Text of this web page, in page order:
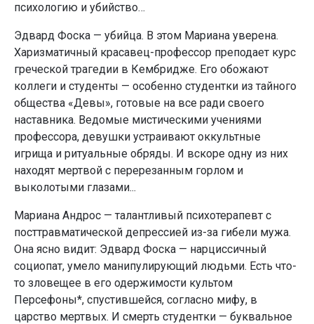
психологию и убийство…
Эдвард Фоска — убийца. В этом Мариана уверена.
Харизматичный красавец-профессор преподает курс
греческой трагедии в Кембридже. Его обожают
коллеги и студенты — особенно студентки из тайного
общества «Девы», готовые на все ради своего
наставника. Ведомые мистическими учениями
профессора, девушки устраивают оккультные
игрища и ритуальные обряды. И вскоре одну из них
находят мертвой с перерезанным горлом и
выколотыми глазами...
Мариана Андрос — талантливый психотерапевт с
посттравматической депрессией из-за гибели мужа.
Она ясно видит: Эдвард Фоска — нарциссичный
социопат, умело манипулирующий людьми. Есть что-
то зловещее в его одержимости культом
Персефоны*, спустившейся, согласно мифу, в
царство мертвых. И смерть студентки — буквальное